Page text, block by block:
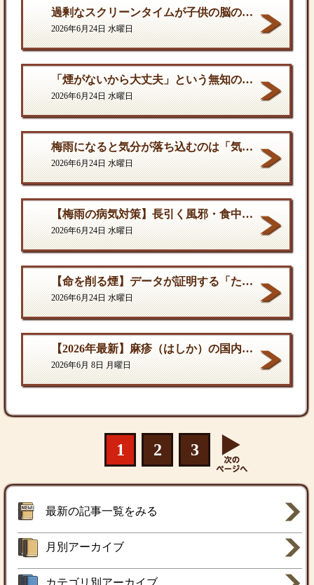
過剰なスクリーンタイムが子供の脳の発達を停滞させる。
2026年6月24日 水曜日
「煙がないから大丈夫」という無知の罪。となりに一人生息するだけで、そこは危険地帯である
2026年6月24日 水曜日
梅雨になると気分が落ち込むのは「気のせい」ではない
2026年6月24日 水曜日
【梅雨の病気対策】長引く風邪・食中毒・カビの脅威から体を守る方法
2026年6月24日 水曜日
【命を削る煙】データが証明する「たばこ関連死」の真実
2026年6月24日 水曜日
【2026年最新】麻疹（はしか）の国内流行状況と対策
2026年6月 8日 月曜日
1 2 3
最新の記事一覧をみる
月別アーカイブ
カテゴリ別アーカイブ